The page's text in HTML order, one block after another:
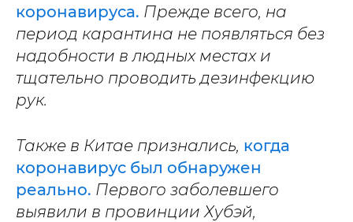
коронавируса. Прежде всего, на
период карантина не появляться без
надобности в людных местах и
тщательно проводить дезинфекцию
рук.
Также в Китае признались, когда
коронавирус был обнаружен
реально. Первого заболевшего
выявили в провинции Хубэй,